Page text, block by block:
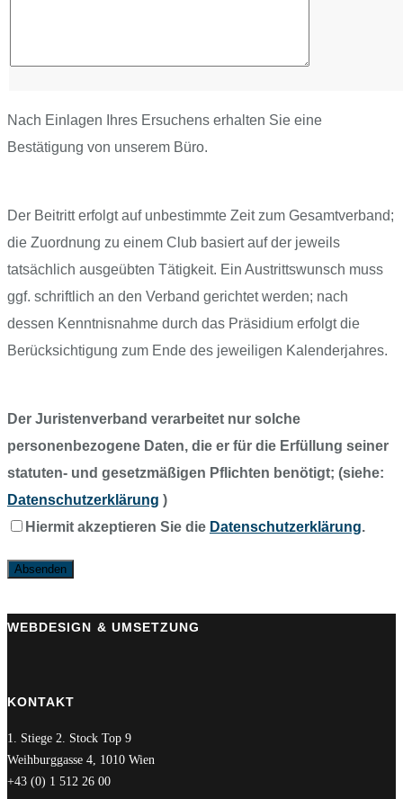
Nach Einlagen Ihres Ersuchens erhalten Sie eine
Bestätigung von unserem Büro.
Der Beitritt erfolgt auf unbestimmte Zeit zum Gesamtverband;
die Zuordnung zu einem Club basiert auf der jeweils
tatsächlich ausgeübten Tätigkeit. Ein Austrittswunsch muss
ggf. schriftlich an den Verband gerichtet werden; nach
dessen Kenntnisnahme durch das Präsidium erfolgt die
Berücksichtigung zum Ende des jeweiligen Kalenderjahres.
Der Juristenverband verarbeitet nur solche
personenbezogene Daten, die er für die Erfüllung seiner
statuten- und gesetzmäßigen Pflichten benötigt; (siehe:
Datenschutzerklärung )
Hiermit akzeptieren Sie die Datenschutzerklärung.
WEBDESIGN & UMSETZUNG
KONTAKT
1. Stiege 2. Stock Top 9
Weihburggasse 4, 1010 Wien
+43 (0) 1 512 26 00